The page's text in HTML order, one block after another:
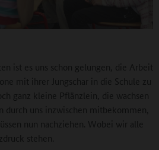
ist es uns schon gelungen, die Arbeit
mit ihrer Jungschar in die Schule zu
ganz kleine Pflänzlein, die wachsen
durch uns inzwischen mitbekommen,
nun nachziehen. Wobei wir alle
stehen.